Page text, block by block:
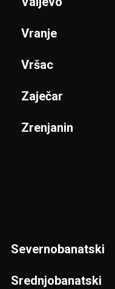
Vranje
Vršac
Zaječar
Zrenjanin
Severnobanatski
Srednjobanatski